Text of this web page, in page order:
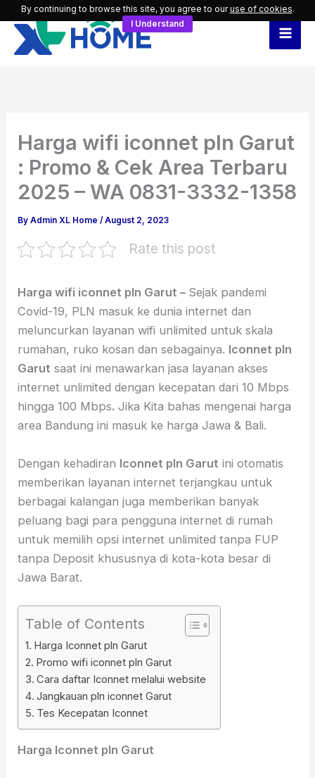
Skip
content
Harga wifi iconnet pln Garut
: Promo & Cek Area Terbaru
2025 – WA 0831-3332-1358
ByAdmin XL Home/August 2, 2023
Rate this post
Harga wifi iconnet pln Garut – Sejak pandemi
Covid-19, PLN masuk ke dunia internet dan
meluncurkan layanan wifi unlimited untuk skala
rumahan, ruko kosan dan sebagainya. Iconnet pln
Garut saat ini menawarkan jasa layanan akses
internet unlimited dengan kecepatan dari 10 Mbps
hingga 100 Mbps. Jika Kita bahas mengenai harga
area Bandung ini masuk ke harga Jawa & Bali.
Dengan kehadiran Iconnet pln Garut ini otomatis
memberikan layanan internet terjangkau untuk
berbagai kalangan juga memberikan banyak
peluang bagi para pengguna internet di rumah
untuk memilih opsi internet unlimited tanpa FUP
tanpa Deposit khususnya di kota-kota besar di
Jawa Barat.
Table of Contents
Harga Iconnet pln Garut
Promo wifi iconnet pln Garut
Cara daftar Iconnet melalui website
Jangkauan pln iconnet Garut
Tes Kecepatan Iconnet
Harga Iconnet pln Garut
By continuing to browse this site, you agree to ouruse of cookies.
I Understand